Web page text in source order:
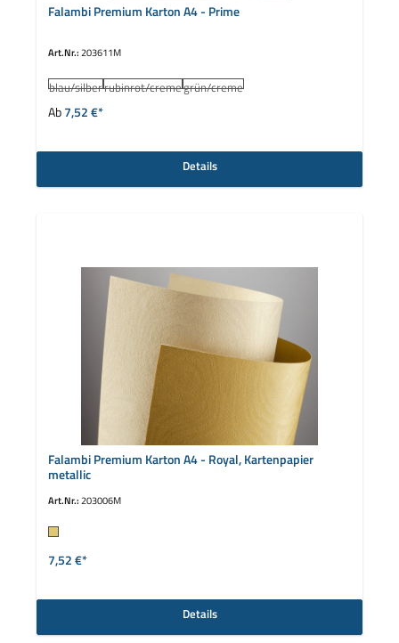
Falambi Premium Karton A4 - Prime
Art.Nr.:203611M
Farbeauswählen
blau/silberrubinrot/cremegrün/creme
Ab7,52 €*
Details
Falambi Premium Karton A4 - Royal, Kartenpapier
metallic
Art.Nr.:203006M
Farbe
7,52 €*
Details